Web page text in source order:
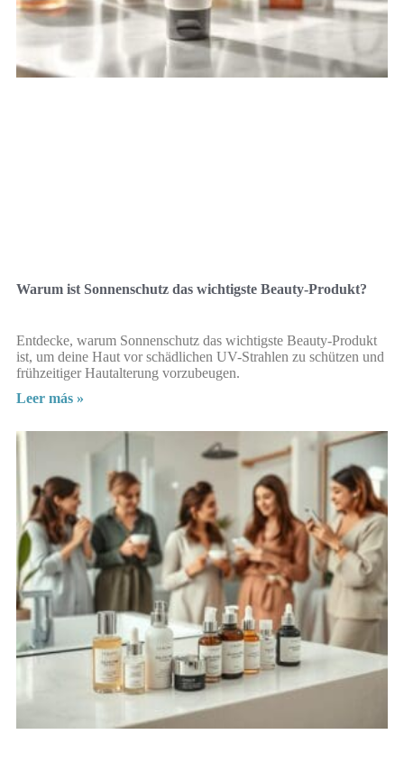
Warum ist Sonnenschutz das wichtigste Beauty-Produkt?
Entdecke, warum Sonnenschutz das wichtigste Beauty-Produkt
ist, um deine Haut vor schädlichen UV-Strahlen zu schützen und
frühzeitiger Hautalterung vorzubeugen.
Leer más »